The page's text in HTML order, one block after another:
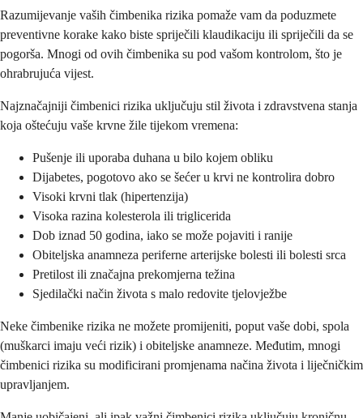
Razumijevanje vaših čimbenika rizika pomaže vam da poduzmete
preventivne korake kako biste spriječili klaudikaciju ili spriječili da se
pogorša. Mnogi od ovih čimbenika su pod vašom kontrolom, što je
ohrabrujuća vijest.
Najznačajniji čimbenici rizika uključuju stil života i zdravstvena stanja
koja oštećuju vaše krvne žile tijekom vremena:
Pušenje ili uporaba duhana u bilo kojem obliku
Dijabetes, pogotovo ako se šećer u krvi ne kontrolira dobro
Visoki krvni tlak (hipertenzija)
Visoka razina kolesterola ili triglicerida
Dob iznad 50 godina, iako se može pojaviti i ranije
Obiteljska anamneza periferne arterijske bolesti ili bolesti srca
Pretilost ili značajna prekomjerna težina
Sjedilački način života s malo redovite tjelovježbe
Neke čimbenike rizika ne možete promijeniti, poput vaše dobi, spola
(muškarci imaju veći rizik) i obiteljske anamneze. Međutim, mnogi
čimbenici rizika su modificirani promjenama načina života i liječničkim
upravljanjem.